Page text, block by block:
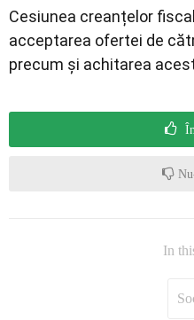
Cesiunea creanțelor
acceptarea ofertei de
precum și achitarea
In